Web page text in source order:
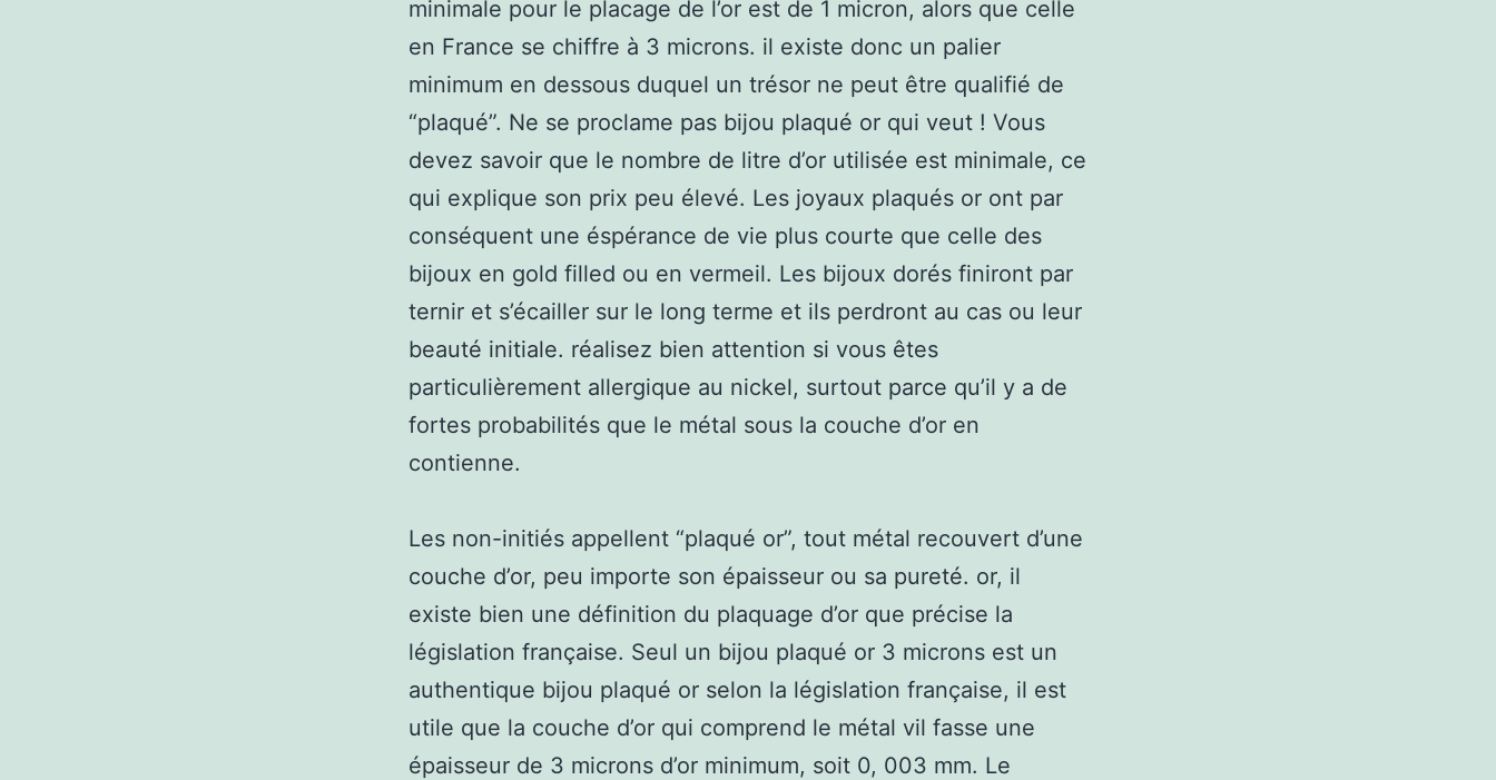
minimale pour le placage de l’or est de 1 micron, alors que celle
en France se chiffre à 3 microns. il existe donc un palier
minimum en dessous duquel un trésor ne peut être qualifié de
“plaqué”. Ne se proclame pas bijou plaqué or qui veut ! Vous
devez savoir que le nombre de litre d’or utilisée est minimale, ce
qui explique son prix peu élevé. Les joyaux plaqués or ont par
conséquent une éspérance de vie plus courte que celle des
bijoux en gold filled ou en vermeil. Les bijoux dorés finiront par
ternir et s’écailler sur le long terme et ils perdront au cas ou leur
beauté initiale. réalisez bien attention si vous êtes
particulièrement allergique au nickel, surtout parce qu’il y a de
fortes probabilités que le métal sous la couche d’or en
contienne.
Les non-initiés appellent “plaqué or”, tout métal recouvert d’une
couche d’or, peu importe son épaisseur ou sa pureté. or, il
existe bien une définition du plaquage d’or que précise la
législation française. Seul un bijou plaqué or 3 microns est un
authentique bijou plaqué or selon la législation française, il est
utile que la couche d’or qui comprend le métal vil fasse une
épaisseur de 3 microns d’or minimum, soit 0, 003 mm. Le